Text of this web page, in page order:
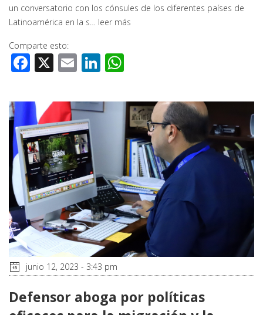
un conversatorio con los cónsules de los diferentes países de
Latinoamérica en la s… leer más
Comparte esto:
Facebook
X EmailLinkedIn
junio 12, 2023 - 3:43 pm
Defensor aboga por políticas